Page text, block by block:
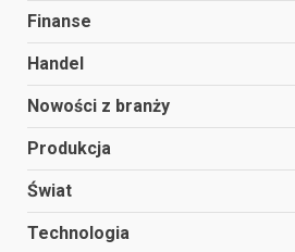
Finanse
Handel
Nowości z branży
Produkcja
Świat
Technologia